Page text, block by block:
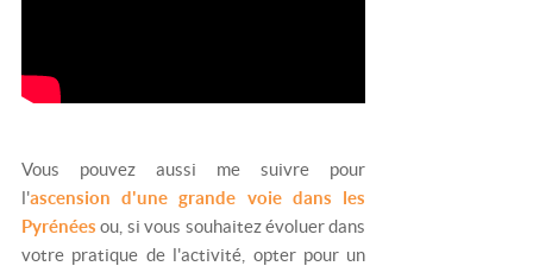
Vous pouvez aussi me suivre pour
l'ascension d'une grande voie dans les
Pyrénées ou, si vous souhaitez évoluer dans
votre pratique de l'activité, opter pour un